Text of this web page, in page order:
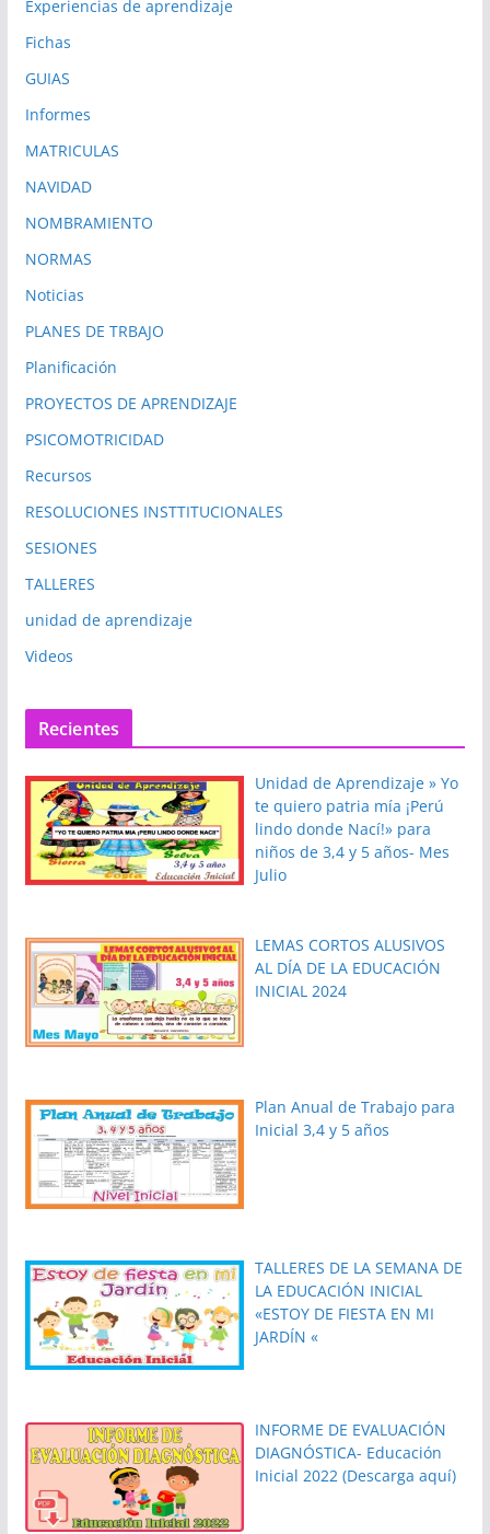
Experiencias de aprendizaje
Fichas
GUIAS
Informes
MATRICULAS
NAVIDAD
NOMBRAMIENTO
NORMAS
Noticias
PLANES DE TRBAJO
Planificación
PROYECTOS DE APRENDIZAJE
PSICOMOTRICIDAD
Recursos
RESOLUCIONES INSTTITUCIONALES
SESIONES
TALLERES
unidad de aprendizaje
Videos
Recientes
Unidad de Aprendizaje » Yo
te quiero patria mía ¡Perú
lindo donde Nací!» para
niños de 3,4 y 5 años- Mes
Julio
LEMAS CORTOS ALUSIVOS
AL DÍA DE LA EDUCACIÓN
INICIAL 2024
Plan Anual de Trabajo para
Inicial 3,4 y 5 años
TALLERES DE LA SEMANA DE
LA EDUCACIÓN INICIAL
«ESTOY DE FIESTA EN MI
JARDÍN «
INFORME DE EVALUACIÓN
DIAGNÓSTICA- Educación
Inicial 2022 (Descarga aquí)